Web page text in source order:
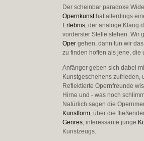
Der scheinbar paradoxe
Opernkunsthat allerdings
Erlebnis, der analoge Klang
vorderster Stelle stehen. Wir
Oper gehen, dann tun wir
zu finden hoffen als jene,
Anfänger geben sich dabei
Kunstgeschehens zufrieden,
Reflektierte Opernfreunde
Hirne und - was noch
Natürlich sagen die
Kunstform, über die
Genres, interessante junge
Kunstzeugs.